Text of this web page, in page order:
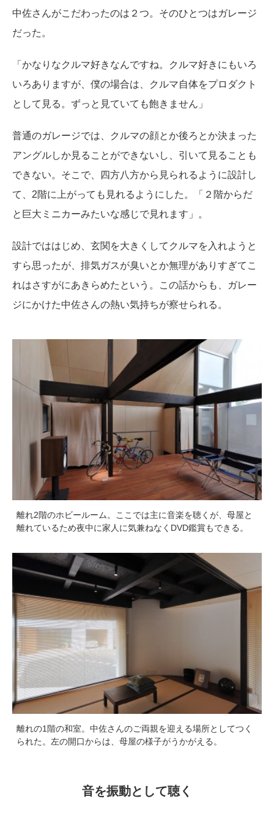
中佐さんがこだわったのは２つ。そのひとつはガレージ
だった。
「かなりなクルマ好きなんですね。クルマ好きにもいろ
いろありますが、僕の場合は、クルマ自体をプロダクト
として見る。ずっと見ていても飽きません」
普通のガレージでは、クルマの顔とか後ろとか決まった
アングルしか見ることができないし、引いて見ることも
できない。そこで、四方八方から見られるように設計し
て、2階に上がっても見れるようにした。「２階からだ
と巨大ミニカーみたいな感じで見れます」。
設計でははじめ、玄関を大きくしてクルマを入れようと
すら思ったが、排気ガスが臭いとか無理がありすぎてこ
れはさすがにあきらめたという。この話からも、ガレー
ジにかけた中佐さんの熱い気持ちが察せられる。
離れ2階のホビールーム。ここでは主に音楽を聴くが、母屋と
離れているため夜中に家人に気兼ねなくDVD鑑賞もできる。
離れの1階の和室。中佐さんのご両親を迎える場所としてつく
られた。左の開口からは、母屋の様子がうかがえる。
音を振動として聴く